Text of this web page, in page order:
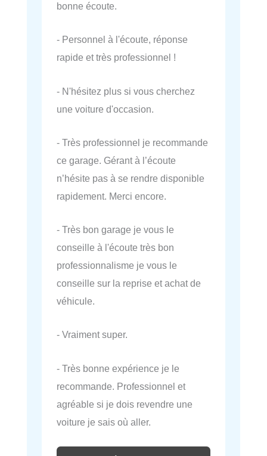
bonne écoute.
- Personnel à l'écoute, réponse
rapide et très professionnel !
- N'hésitez plus si vous cherchez
une voiture d'occasion.
- Très professionnel je recommande
ce garage. Gérant à l’écoute
n’hésite pas à se rendre disponible
rapidement. Merci encore.
- Très bon garage je vous le
conseille à l'écoute très bon
professionnalisme je vous le
conseille sur la reprise et achat de
véhicule.
- Vraiment super.
- Très bonne expérience je le
recommande. Professionnel et
agréable si je dois revendre une
voiture je sais où aller.